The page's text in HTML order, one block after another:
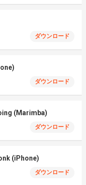
ダウンロード
ダウンロード
(Marimba)
ダウンロード
(iPhone)
ダウンロード